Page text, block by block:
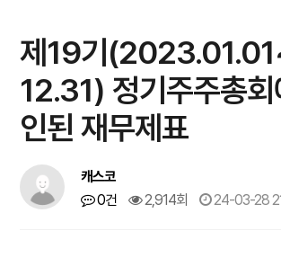
제19기
12.31) 정기주주총회
인된 재무제표
캐스코
0건
2,914회 24-03-28